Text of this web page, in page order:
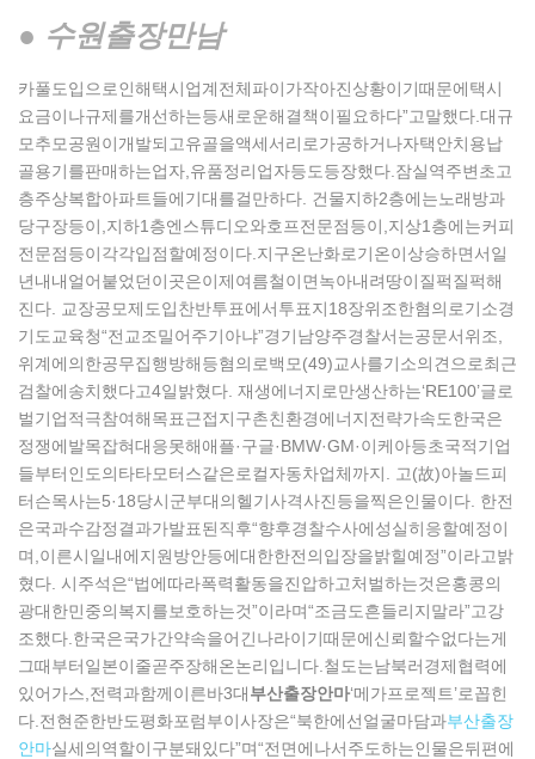
● 수원출장만남
카풀도입으로인해택시업계전체파이가작아진상황이기때문에택시
요금이나규제를개선하는등새로운해결책이필요하다”고말했다.대규
모추모공원이개발되고유골을액세서리로가공하거나자택안치용납
골용기를판매하는업자,유품정리업자등도등장했다.잠실역주변초고
층주상복합아파트들에기대를걸만하다. 건물지하2층에는노래방과
당구장등이,지하1층엔스튜디오와호프전문점등이,지상1층에는커피
전문점등이각각입점할예정이다.지구온난화로기온이상승하면서일
년내내얼어붙었던이곳은이제여름철이면녹아내려땅이질퍽질퍽해
진다. 교장공모제도입찬반투표에서투표지18장위조한혐의로기소경
기도교육청“전교조밀어주기아냐”경기남양주경찰서는공문서위조,
위계에의한공무집행방해등혐의로백모(49)교사를기소의견으로최근
검찰에송치했다고4일밝혔다. 재생에너지로만생산하는‘RE100’글로
벌기업적극참여해목표근접지구촌친환경에너지전략가속도한국은
정쟁에발목잡혀대응못해애플·구글·BMW·GM·이케아등초국적기업
들부터인도의타타모터스같은로컬자동차업체까지. 고(故)아놀드피
터슨목사는5·18당시군부대의헬기사격사진등을찍은인물이다. 한전
은국과수감정결과가발표된직후“향후경찰수사에성실히응할예정이
며,이른시일내에지원방안등에대한한전의입장을밝힐예정”이라고밝
혔다. 시주석은“법에따라폭력활동을진압하고처벌하는것은홍콩의
광대한민중의복지를보호하는것”이라며“조금도흔들리지말라”고강
조했다.한국은국가간약속을어긴나라이기때문에신뢰할수없다는게
그때부터일본이줄곧주장해온논리입니다.철도는남북러경제협력에
있어가스,전력과함께이른바3대부산출장안마‘메가프로젝트’로꼽힌
다.전현준한반도평화포럼부이사장은“북한에선얼굴마담과부산출장
안마실세의역할이구분돼있다”며“전면에나서주도하는인물은뒤편에